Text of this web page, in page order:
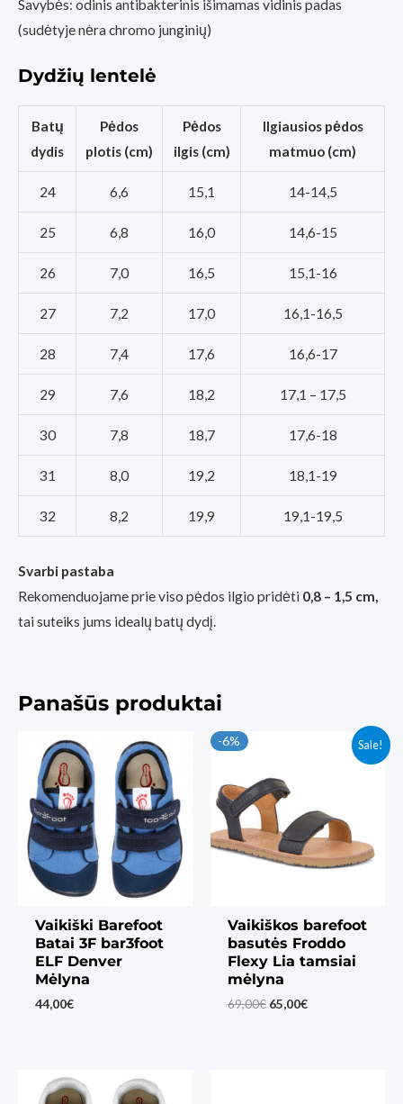
Savybės: odinis antibakterinis išimamas vidinis padas
(sudėtyje nėra chromo junginių)
Dydžių lentelė
Batų
dydis
Pėdos
plotis (cm)
Pėdos
ilgis (cm)
Ilgiausios pėdos
matmuo (cm)
24 6,6 15,1 14-14,5
25 6,8 16,0 14,6-15
26 7,0 16,5 15,1-16
27 7,2 17,0 16,1-16,5
28 7,4 17,6 16,6-17
29 7,6 18,2 17,1 – 17,5
30 7,8 18,7 17,6-18
31 8,0 19,2 18,1-19
32 8,2 19,9 19,1-19,5
Svarbi pastaba
Rekomenduojame prie viso pėdos ilgio pridėti 0,8 – 1,5 cm,
tai suteiks jums idealų batų dydį.
Panašūs produktai
Vaikiški Barefoot
Batai 3F bar3foot
ELF Denver
Mėlyna
44,00€
Sale!
-6%
Vaikiškos barefoot
basutės Froddo
Flexy Lia tamsiai
mėlyna
69,00€ Original
65,00€Current